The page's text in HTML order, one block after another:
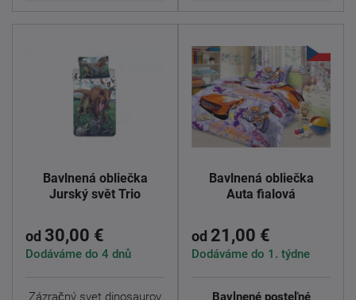
Bavlnená obliečka
Jurský svět Trio
od 30,00 €
Dodáváme do 4 dnů
Zázračný svet dinosaurov
Bavlnená obliečka
Auta fialová
od 21,00 €
Dodáváme do 1. týdne
Bavlnené posteľné